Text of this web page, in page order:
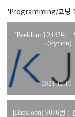
'Programming/코딩
[BaekJoon] 2442번 :
5 (Python)
2021.12.10
[BaekJoon] 9076번 :